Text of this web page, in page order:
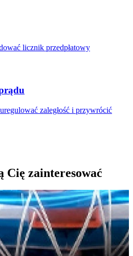
licznik przedpłatowy
zaległość i przywrócić
Cię zainteresować